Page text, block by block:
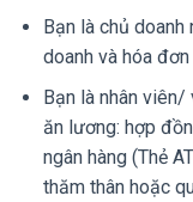
Bạn là chủ doanh
doanh và hóa
Bạn là nhân
ăn lương: hợp
ngân hàng (Thẻ
thăm thân hoặc